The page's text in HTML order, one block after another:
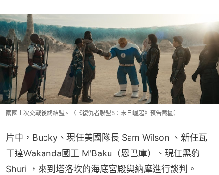
兩國上次交戰後終結盟。（《復仇者聯盟5：末日崛起》預告截圖）
片中，Bucky、現任美國隊長 Sam Wilson 、新任瓦
干達Wakanda國王 M'Baku（恩巴庫）、現任黑豹
Shuri ，來到塔洛坎的海底宮殿與納摩進行談判。